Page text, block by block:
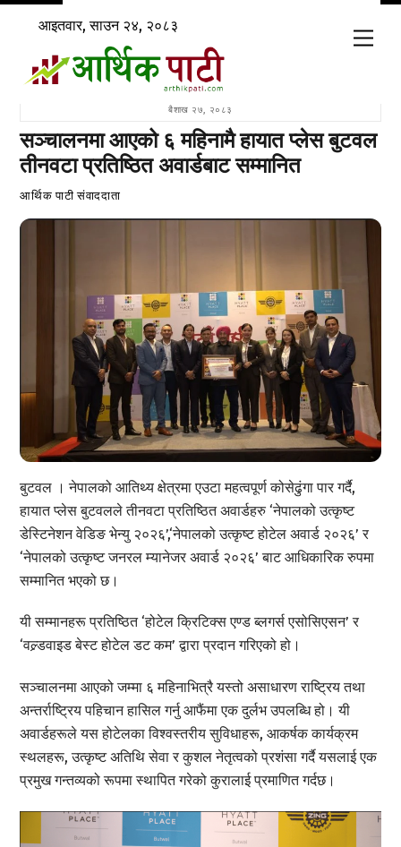
Skip
content
आइतवार, साउन २४, २०८३
बैशाख २७, २०८३
सञ्चालनमा आएको ६ महिनामै हायात प्लेस बुटवल
तीनवटा प्रतिष्ठित अवार्डबाट सम्मानित
आर्थिक पाटी संवाददाता
बुटवल । नेपालको आतिथ्य क्षेत्रमा एउटा महत्वपूर्ण कोसेढुंगा पार गर्दै,
हायात प्लेस बुटवलले तीनवटा प्रतिष्ठित अवार्डहरु ‘नेपालको उत्कृष्ट
डेस्टिनेशन वेडिङ भेन्यु २०२६’,‘नेपालको उत्कृष्ट होटेल अवार्ड २०२६’ र
‘नेपालको उत्कृष्ट जनरल म्यानेजर अवार्ड २०२६’ बाट आधिकारिक रुपमा
सम्मानित भएको छ।
यी सम्मानहरू प्रतिष्ठित ‘होटेल क्रिटिक्स एण्ड ब्लगर्स एसोसिएसन’ र
‘वल्र्डवाइड बेस्ट होटेल डट कम’ द्वारा प्रदान गरिएको हो।
सञ्चालनमा आएको जम्मा ६ महिनाभित्रै यस्तो असाधारण राष्ट्रिय तथा
अन्तर्राष्ट्रिय पहिचान हासिल गर्नु आफैंमा एक दुर्लभ उपलब्धि हो। यी
अवार्डहरूले यस होटेलका विश्वस्तरीय सुविधाहरू, आकर्षक कार्यक्रम
स्थलहरू, उत्कृष्ट अतिथि सेवा र कुशल नेतृत्वको प्रशंसा गर्दै यसलाई एक
प्रमुख गन्तव्यको रूपमा स्थापित गरेको कुरालाई प्रमाणित गर्दछ।